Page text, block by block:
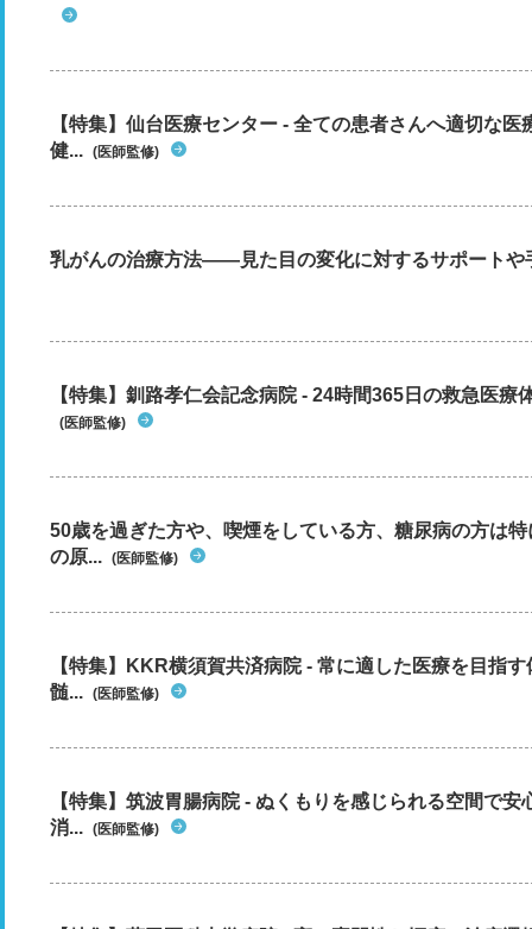
【特集】仙台医療センター - 全ての患者さんへ適切な
健... (医師監修)
乳がんの治療方法――見た目の変化に対するサポートや
【特集】釧路孝仁会記念病院 - 24時間365日の救急医療
(医師監修)
50歳を過ぎた方や、喫煙をしている方、糖尿病の方は
の原... (医師監修)
【特集】KKR横須賀共済病院 - 常に適した医療を目指
髄... (医師監修)
【特集】筑波胃腸病院 - ぬくもりを感じられる空間で
消... (医師監修)